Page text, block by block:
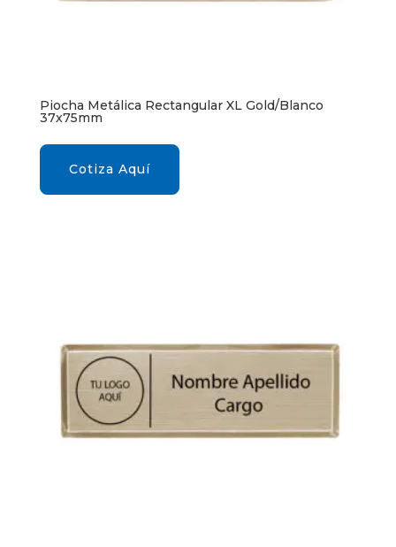
Piocha Metálica Rectangular XL Gold/Blanco
37x75mm
Cotiza Aquí